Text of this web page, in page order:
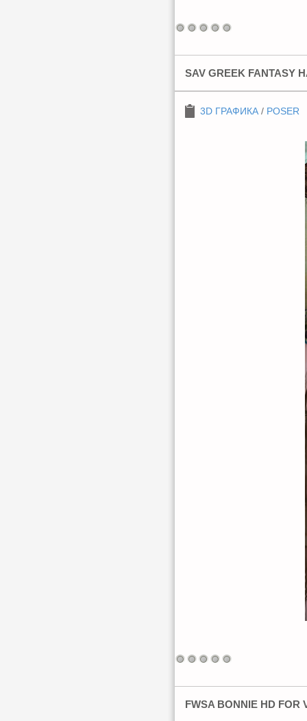
SAV GREEK FANTASY
3D ГРАФИКА / POSER
FWSA BONNIE HD FOR